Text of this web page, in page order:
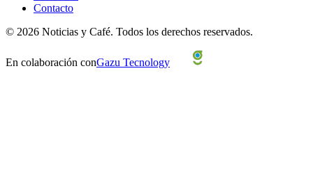
Contacto
© 2026 Noticias y Café. Todos los derechos reservados.
En colaboración conGazu Tecnology